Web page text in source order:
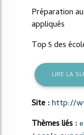
Préparation
appliqués
Top 5 des
LIRE LA
Site :http://
Thèmes liés :